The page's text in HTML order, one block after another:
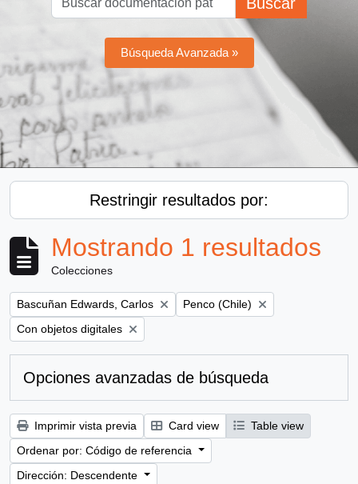
Búsqueda Avanzada »
Restringir resultados por:
Mostrando 1 resultados
Colecciones
Remove filter:
Bascuñan Edwards, Carlos Remove filter:
Penco (Chile)
Remove filter:
Con objetos digitales
Opciones avanzadas de búsqueda
Imprimir vista previa Card view
Table view
Ordenar por: Código de referencia
Dirección: Descendente